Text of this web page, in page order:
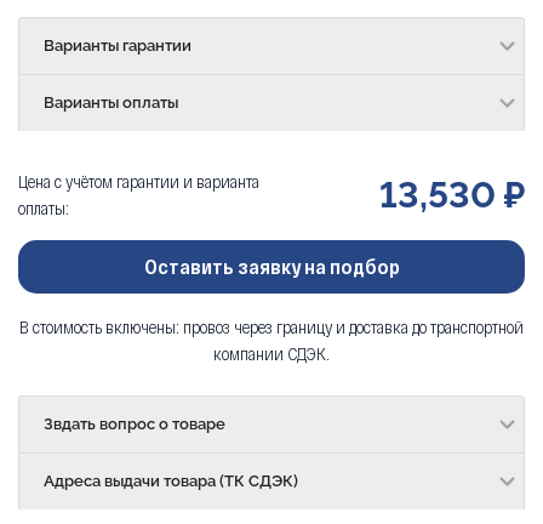
Варианты гарантии
Варианты оплаты
Цена с учётом гарантии и варианта
оплаты:
13,530 ₽
Оставить заявку на подбор
В стоимость включены: провоз через границу и доставка до транспортной
компании СДЭК.
Звдать вопрос о товаре
Адреса выдачи товара (ТК СДЭК)